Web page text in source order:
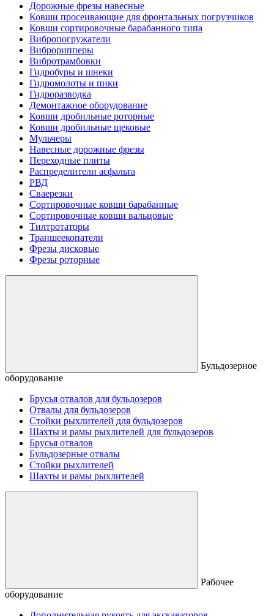
Дорожные фрезы навесные
Ковши просеивающие для фронтальных погрузчиков
Ковши сортировочные барабанного типа
Вибропогружатели
Виброрипперы
Вибротрамбовки
Гидробуры и шнеки
Гидромолоты и пики
Гидроразводка
Демонтажное оборудование
Ковши дробильные роторные
Ковши дробильные щековые
Мульчеры
Навесные дорожные фрезы
Переходные плиты
Распределители асфальта
РВД
Сваерезки
Сортировочные ковши барабанные
Сортировочные ковши вальцовые
Тилтротаторы
Траншеекопатели
Фрезы дисковые
Фрезы роторные
Бульдозерное
оборудование
Брусья отвалов для бульдозеров
Отвалы для бульдозеров
Стойки рыхлителей для бульдозеров
Шахты и рамы рыхлителей для бульдозеров
Брусья отвалов
Бульдозерные отвалы
Стойки рыхлителей
Шахты и рамы рыхлителей
Рабочее
оборудование